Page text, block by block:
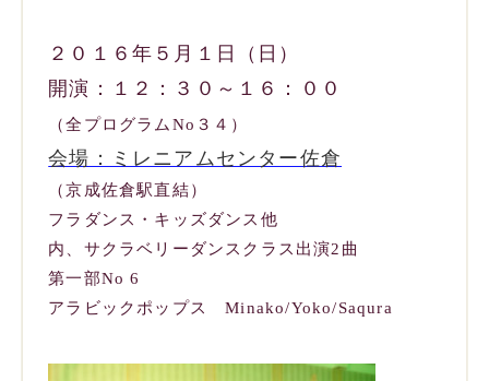
２０１６年５月１日（日）
開演：１２：３０～１６：００
（全プログラムNo３４）
会場：ミレニアムセンター佐倉
（京成佐倉駅直結）
フラダンス・キッズダンス他
内、サクラベリーダンスクラス出演2曲
第一部No 6
アラビックポップス Minako/Yoko/Saqura